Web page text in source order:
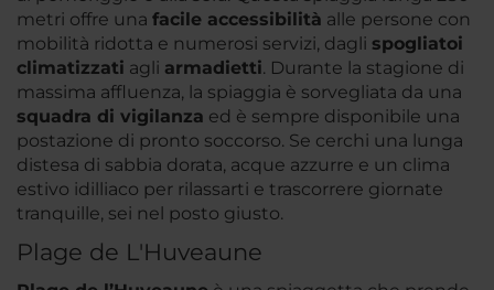
metri offre una facile accessibilità alle persone con
mobilità ridotta e numerosi servizi, dagli spogliatoi
climatizzati agli armadietti. Durante la stagione di
massima affluenza, la spiaggia è sorvegliata da una
squadra di vigilanza ed è sempre disponibile una
postazione di pronto soccorso. Se cerchi una lunga
distesa di sabbia dorata, acque azzurre e un clima
estivo idilliaco per rilassarti e trascorrere giornate
tranquille, sei nel posto giusto.
Plage de L'Huveaune